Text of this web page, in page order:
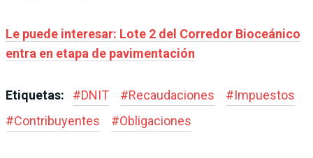
Le puede interesar: Lote 2 del Corredor Bioceánico
entra en etapa de pavimentación
Etiquetas: #DNIT #Recaudaciones #Impuestos
#Contribuyentes #Obligaciones